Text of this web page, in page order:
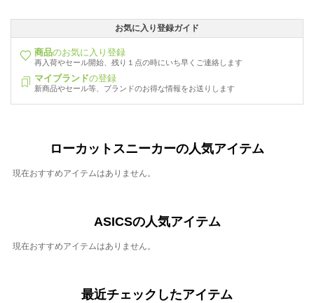
お気に入り登録ガイド
商品のお気に入り登録
再入荷やセール開始、残り１点の時にいち早くご連絡します
マイブランドの登録
新商品やセール等、ブランドのお得な情報をお送りします
ローカットスニーカーの人気アイテム
現在おすすめアイテムはありません。
ASICSの人気アイテム
現在おすすめアイテムはありません。
最近チェックしたアイテム